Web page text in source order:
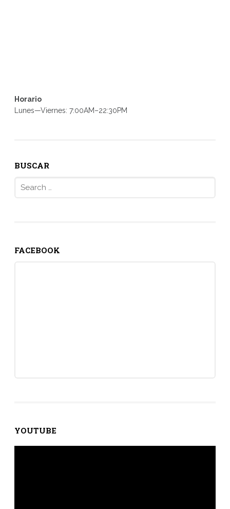
Horario
Lunes—Viernes: 7:00AM–22:30PM
BUSCAR
for:
FACEBOOK
YOUTUBE